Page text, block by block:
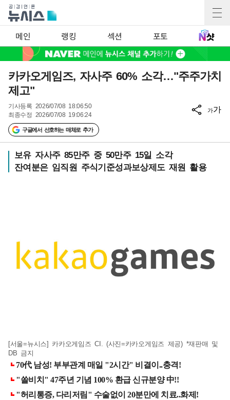
메인 랭킹 섹션 포토
카카오게임즈, 자사주 60% 소각…"주주가치
제고"
기사등록 2026/07/08 18:06:50
최종수정 2026/07/08 19:06:24
구글에서 선호하는 매체로 추가
가가
보유 자사주 85만주 중 50만주 15일 소각
잔여분은 임직원 주식기준성과보상제도 재원 활용
[서울=뉴시스] 카카오게임즈 CI. (사진=카카오게임즈 제공) *재판매 및
DB 금지